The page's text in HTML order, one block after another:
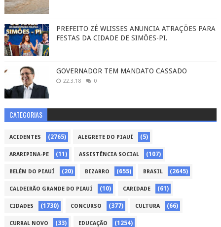
PREFEITO ZÉ WLISSES ANUNCIA ATRAÇÕES PARA
FESTAS DA CIDADE DE SIMÕES-PI.
GOVERNADOR TEM MANDATO CASSADO
22.3.18 0
CATEGORIAS
ACIDENTES (2765) ALEGRETE DO PIAUÍ (5)
ARARIPINA-PE (11) ASSISTÊNCIA SOCIAL (107)
BELÉM DO PIAUÍ (20) BIZARRO (655) BRASIL (2645)
CALDEIRÃO GRANDE DO PIAUÍ (10) CARIDADE (61)
CIDADES (1730) CONCURSO (377) CULTURA (66)
CURRAL NOVO (33) EDUCAÇÃO (1254)